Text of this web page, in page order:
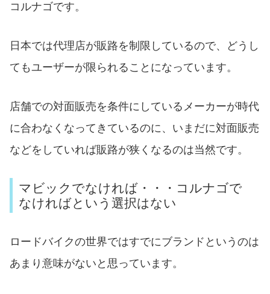
コルナゴです。
日本では代理店が販路を制限しているので、どうし
てもユーザーが限られることになっています。
店舗での対面販売を条件にしているメーカーが時代
に合わなくなってきているのに、いまだに対面販売
などをしていれば販路が狭くなるのは当然です。
マビックでなければ・・・コルナゴで
なければという選択はない
ロードバイクの世界ではすでにブランドというのは
あまり意味がないと思っています。